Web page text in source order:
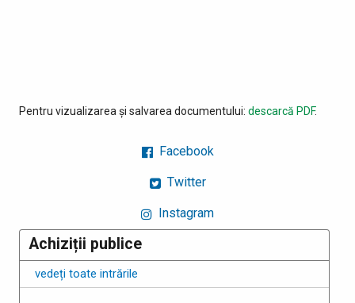
Pentru vizualizarea și salvarea documentului: descarcă PDF.
Facebook
Twitter
Instagram
Achiziții publice
vedeți toate intrările